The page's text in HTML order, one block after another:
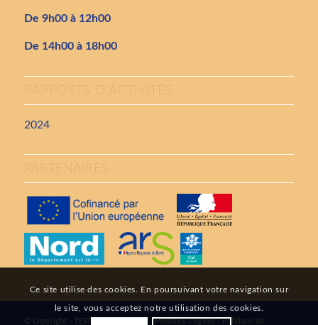
De 9h00 à 12h00
De 14h00 à 18h00
RAPPORTS D’ACTIVITÉS
2024
PARTENAIRES
© Copyright - TERRUMANIS - 2026 -Mentions Légales-Politique de
Ce site utilise des cookies. En poursuivant votre navigation sur
le site, vous acceptez notre utilisation des cookies.